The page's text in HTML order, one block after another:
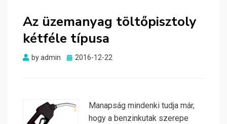
Az üzemanyag töltőpisztoly
kétféle típusa
byadmin
Posted
2016-12-22
Manapság mindenki tudja már,
hogy a benzinkutak szerepe